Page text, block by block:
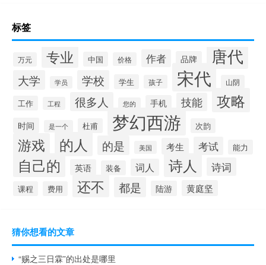
标签
万元 专业 中国 价格 作者 品牌 唐代
大学 学员 学校 学生 孩子 宋代 山阴
工作 工程 很多人 您的 手机 技能 攻略
时间 是一个 杜甫 梦幻西游 次韵
游戏 的人 的是 美国 考生 考试 能力
自己的 英语 装备 词人 诗人 诗词
课程 费用 还不 都是 陆游 黄庭坚
猜你想看的文章
“赐之三日霖”的出处是哪里